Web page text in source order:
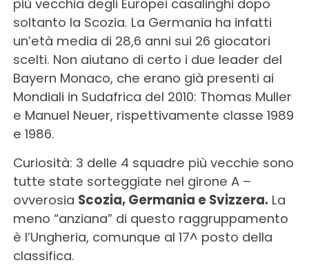
più vecchia degli Europei casalinghi dopo
soltanto la Scozia. La Germania ha infatti
un’età media di 28,6 anni sui 26 giocatori
scelti. Non aiutano di certo i due leader del
Bayern Monaco, che erano già presenti ai
Mondiali in Sudafrica del 2010: Thomas Muller
e Manuel Neuer, rispettivamente classe 1989
e 1986.
Curiosità: 3 delle 4 squadre più vecchie sono
tutte state sorteggiate nel girone A –
ovverosia Scozia, Germania e Svizzera. La
meno “anziana” di questo raggruppamento
è l’Ungheria, comunque al 17^ posto della
classifica.